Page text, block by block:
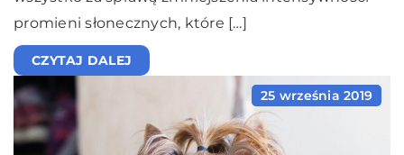
promieni słonecznych, które […]
CZYTAJ DALEJ
25 września 2019